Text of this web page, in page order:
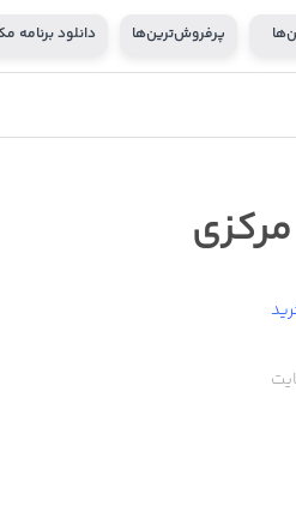
پرفروش‌ترین‌ها دانلود برنامه